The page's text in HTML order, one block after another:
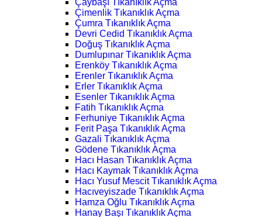
Çaybaşı Tıkanıklık Açma
Çimenlik Tıkanıklık Açma
Çumra Tıkanıklık Açma
Devri Cedid Tıkanıklık Açma
Doğuş Tıkanıklık Açma
Dumlupınar Tıkanıklık Açma
Erenköy Tıkanıklık Açma
Erenler Tıkanıklık Açma
Erler Tıkanıklık Açma
Esenler Tıkanıklık Açma
Fatih Tıkanıklık Açma
Ferhuniye Tıkanıklık Açma
Ferit Paşa Tıkanıklık Açma
Gazali Tıkanıklık Açma
Gödene Tıkanıklık Açma
Hacı Hasan Tıkanıklık Açma
Hacı Kaymak Tıkanıklık Açma
Hacı Yusuf Mescit Tıkanıklık Açma
Hacıveyiszade Tıkanıklık Açma
Hamza Oğlu Tıkanıklık Açma
Hanay Başı Tıkanıklık Açma